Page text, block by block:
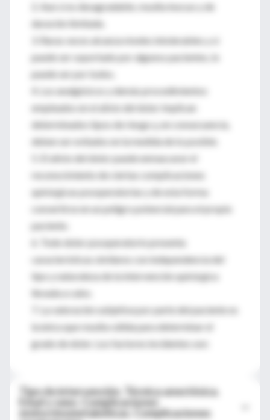
2. Aun si es desagradable, resulta inocuo y de
duración limitada.
3. Raras veces alcanza niveles intolerables y si
puede ser soportado por algunos pacientes, lo
puede ser por todos.
4. Los analgésicos y demás procedimientos
empleados en el alivio del dolor implican
determinados tipos de riesgo y, en consecuencia,
deben ser evitados en la medida de lo posible.
5. El alivio del dolor puede enmascarar el
reconocimiento de ciertas complicaciones
quirúrgicas posoperatorias y de esta forma
convertirse en un peligro potencial para el propio
paciente.
6. Todo dolor posoperatorio presenta
características similares con independencia del
tipo y naturaleza de la intervención quirúrgica
llevada a cabo.
7. La valoración subjetiva por parte del paciente es
la única que resulta válida para determinar el
grado de dolor. Los factores incidentes son:
Tipo de intervención. Técnica anestésica.
Edad y sexo. Complicaciones
endocrinometabólicas. Complicaciones